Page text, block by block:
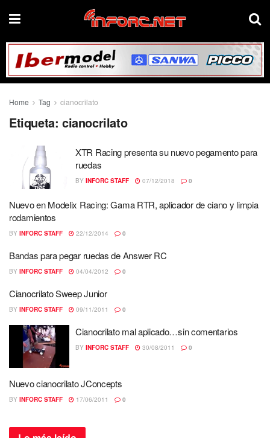
Home Tag cianocrilato
Etiqueta: cianocrilato
XTR Racing presenta su nuevo pegamento para
ruedas
BY INFORC STAFF 07/12/2018 0
Nuevo en Modelix Racing: Gama RTR, aplicador de ciano y limpia
rodamientos
BY INFORC STAFF 22/12/2014 0
Bandas para pegar ruedas de Answer RC
BY INFORC STAFF 04/04/2012 0
Cianocrilato Sweep Junior
BY INFORC STAFF 09/11/2011 0
Cianocrilato mal aplicado…sin comentarios
BY INFORC STAFF 30/08/2011 0
Nuevo cianocrilato JConcepts
BY INFORC STAFF 17/06/2011 0